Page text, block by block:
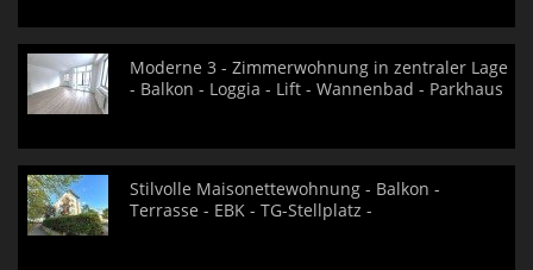
Moderne 3 - Zimmerwohnung in zentraler Lage
- Balkon - Loggia - Lift - Wannenbad - Parkhaus
Stilvolle Maisonettewohnung - Balkon -
Terrasse - EBK - TG-Stellplatz -